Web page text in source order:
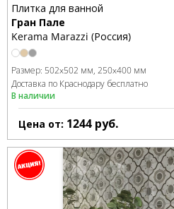
Плитка для ванной
Гран Пале
Kerama Marazzi (Россия)
Размер: 502x502 мм 250x400 мм
Доставка по Краснодару бесплатно
В наличии
Цена от: 1244 руб.